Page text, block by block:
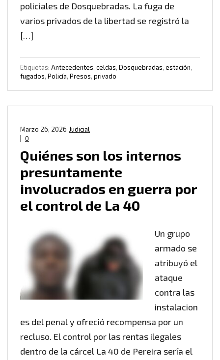
policiales de Dosquebradas. La fuga de
varios privados de la libertad se registró la
[…]
Etiquetas: Antecedentes, celdas, Dosquebradas, estación,
fugados, Policía, Presos, privado
Judicial
Marzo 26, 2026
0
Quiénes son los internos
presuntamente
involucrados en guerra por
el control de La 40
Un grupo
armado se
atribuyó el
ataque
contra las
instalacion
es del penal y ofreció recompensa por un
recluso. El control por las rentas ilegales
dentro de la cárcel La 40 de Pereira sería el